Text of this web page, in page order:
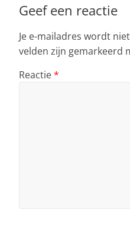
Geef een reactie
Je e-mailadres wordt
velden zijn gemarkeerd
Reactie*